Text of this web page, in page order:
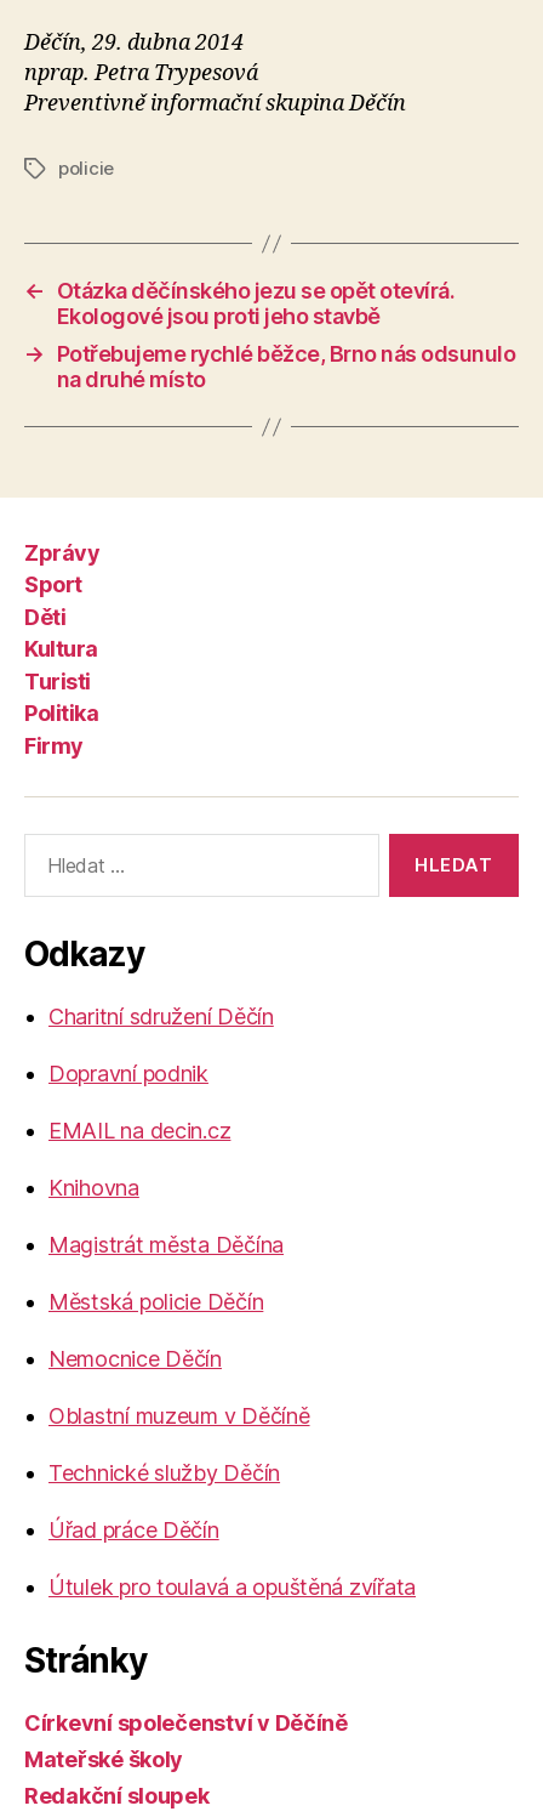
Děčín, 29. dubna 2014
nprap. Petra Trypesová
Preventivně informační skupina Děčín
Štítkypolicie
←
Otázka děčínského jezu se opět otevírá.
Ekologové jsou proti jeho stavbě
→
Potřebujeme rychlé běžce, Brno nás odsunulo
na druhé místo
Zprávy
Sport
Děti
Kultura
Turisti
Politika
Firmy
vyhledávání:
Odkazy
Charitní sdružení Děčín
Dopravní podnik
EMAIL na decin.cz
Knihovna
Magistrát města Děčína
Městská policie Děčín
Nemocnice Děčín
Oblastní muzeum v Děčíně
Technické služby Děčín
Úřad práce Děčín
Útulek pro toulavá a opuštěná zvířata
Stránky
Církevní společenství v Děčíně
Mateřské školy
Redakční sloupek